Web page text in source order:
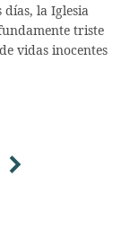
la Iglesia
triste
vidas inocentes